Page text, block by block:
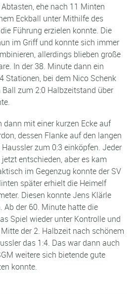
ehe nach 11 Minten
Eckball unter Mithilfe des
Führung erzielen konnte. Die
im Griff und konnte sich immer
allerdings blieben große
In der 38. Minute dann ein
Stationen, bei dem Nico Schenk
zum 2:0 Halbzeitstand über
dann mit einer kurzen Ecke auf
dessen Flanke auf den langen
zum 0:3 einköpfen. Jeder
entschieden, aber es kam
im Gegenzug konnte der SV
später erhielt die Heimelf
Diesen konnte Jens Klärle
Ab der 60. Minute hatte die
Spiel wieder unter Kontrolle und
der 2. Halbzeit nach schönem
das 1:4. Das war dann auch
weitere sich bietende gute
konnte.